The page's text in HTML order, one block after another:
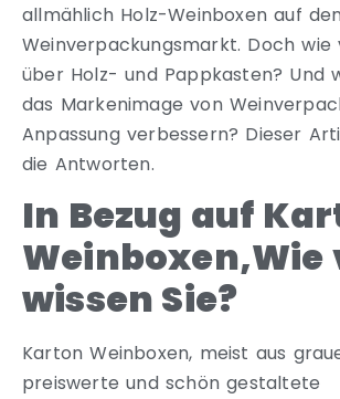
allmählich Holz-Weinboxen auf
Weinverpackungsmarkt. Doch wie
über Holz- und Pappkasten? Und
das Markenimage von
Anpassung verbessern? Dieser
die Antworten.
In Bezug auf
Weinboxen,Wie
wissen Sie?
Karton Weinboxen, meist aus
preiswerte und schön gestaltete